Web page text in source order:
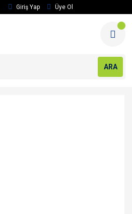
Giriş Yap Üye Ol
ARA